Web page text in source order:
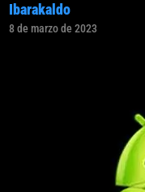
Ibarakaldo
8 de marzo de 2023